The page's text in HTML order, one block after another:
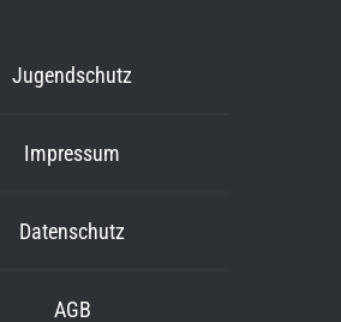
Jugendschutz
Impressum
Datenschutz
AGB